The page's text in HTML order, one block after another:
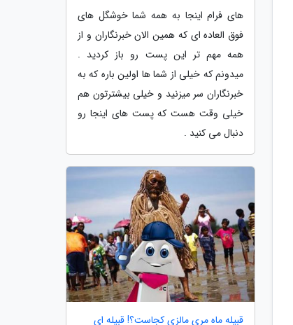
های فرام اینجا به همه شما خوشگل های
فوق العاده ای که همین الان خبرنگاران و از
همه مهم تر این پست رو باز کردید .
میدونم که خیلی از شما ها اولین باره که به
خبرنگاران سر میزنید و خیلی بیشترتون هم
خیلی وقت هست که پست های اینجا رو
دنبال می کنید .
قبیله ماه مری مالزی کجاست؟! قبیله ای